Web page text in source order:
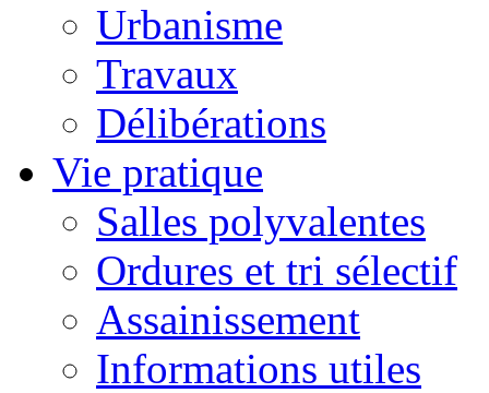
Urbanisme
Travaux
Délibérations
Vie pratique
Salles polyvalentes
Ordures et tri sélectif
Assainissement
Informations utiles